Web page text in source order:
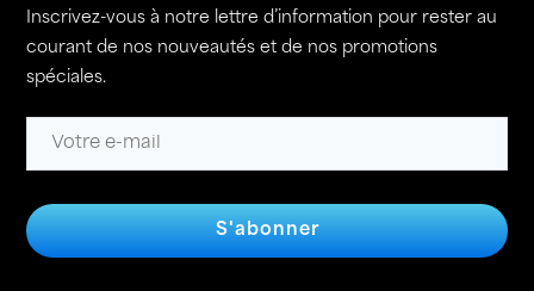
Inscrivez-vous à notre lettre d’information pour rester au
courant de nos nouveautés et de nos promotions
spéciales.
S'abonner